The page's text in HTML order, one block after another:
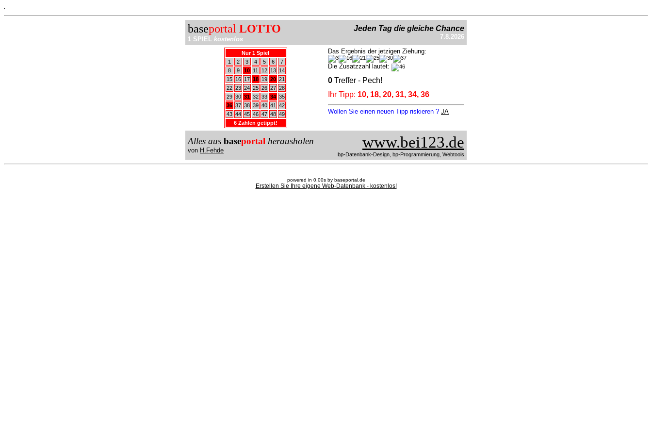
baseportal LOTTO
1 SPIEL kostenlos
Jeden Tag die gleiche Chance
7.8.2026
Nur 1 Spiel
1
2 3 4 5 6
7
8
9 10 11 12 13
14
15
16 17 18 19 20 21
22 23 24 25 26 27 28
29 30 31 32 33 34 35
36 37 38 39 40 41
42
43 44 45 46 47 48 49
6 Zahlen getippt!
Das Ergebnis der jetzigen Ziehung:
Die Zusatzzahl lautet:
0 Treffer - Pech!
Ihr Tipp: 10, 18, 20, 31, 34, 36
Wollen Sie einen neuen Tipp riskieren ? JA
Alles aus baseportal herausholen
von H.Fehde www.bei123.de
bp-Datenbank-Design, bp-Programmierung, Webtools
powered in 0.00s by baseportal.de
Erstellen Sie Ihre eigene Web-Datenbank - kostenlos!